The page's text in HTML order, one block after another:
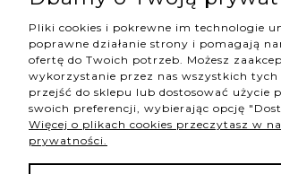
pokaż pełną wersję strony
NASZE ODZNAKI
Pliki cookies i pokrewne im technologie
poprawne działanie strony i pomagają
ofertę do Twoich potrzeb. Możesz
wykorzystanie przez nas wszystkich
przejść do sklepu lub dostosować użycie
swoich preferencji, wybierając opcję
Więcej o plikach cookies przeczytasz w
prywatności.